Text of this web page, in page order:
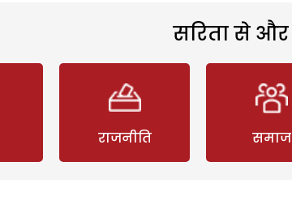
सरिता से और
राजनीति समाज